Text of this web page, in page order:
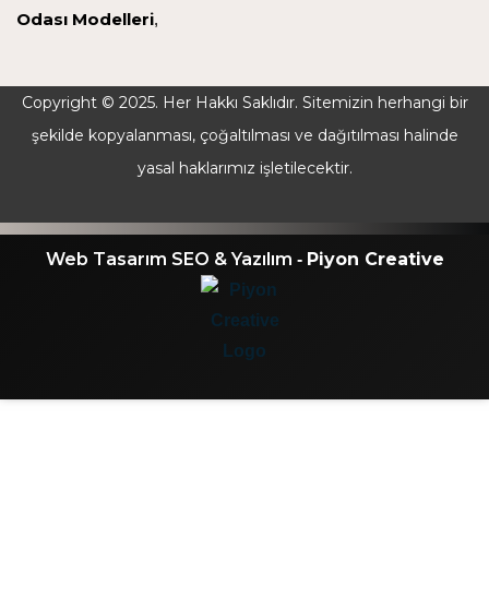
Odası Modelleri,
Copyright © 2025. Her Hakkı Saklıdır. Sitemizin herhangi bir
şekilde kopyalanması, çoğaltılması ve dağıtılması halinde
yasal haklarımız işletilecektir.
Web Tasarım SEO & Yazılım - Piyon Creative